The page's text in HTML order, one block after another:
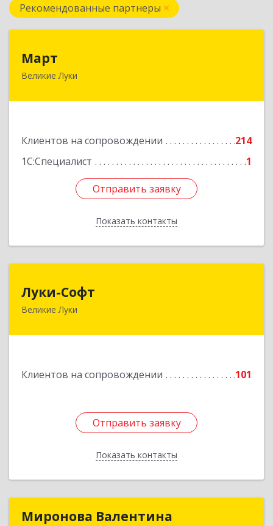
Рекомендованные партнеры
Март
Великие Луки
Клиентов на сопровождении
214
1С:Специалист
1
Отправить заявку
Показать контакты
182113, Псковская обл, Великие Луки г,
Отправить заявку
Назад
Луки-Софт
Великие Луки
Клиентов на сопровождении 101
Отправить заявку
Показать контакты
182113, Псковская обл, Великие Луки г,
Отправить заявку
Назад
Миронова ВалентинаМиронова Валентина